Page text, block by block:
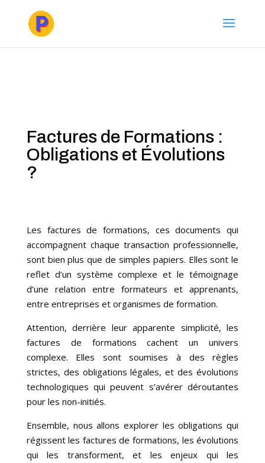
Factures de Formations :
Obligations et Évolutions
?
Les factures de formations, ces documents qui
accompagnent chaque transaction professionnelle,
sont bien plus que de simples papiers. Elles sont le
reflet d’un système complexe et le témoignage
d’une relation entre formateurs et apprenants,
entre entreprises et organismes de formation.
Attention, derrière leur apparente simplicité, les
factures de formations cachent un univers
complexe. Elles sont soumises à des règles
strictes, des obligations légales, et des évolutions
technologiques qui peuvent s’avérer déroutantes
pour les non-initiés.
Ensemble, nous allons explorer les obligations qui
régissent les factures de formations, les évolutions
qui les transforment, et les enjeux qui les